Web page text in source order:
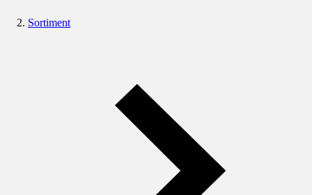
Sortiment